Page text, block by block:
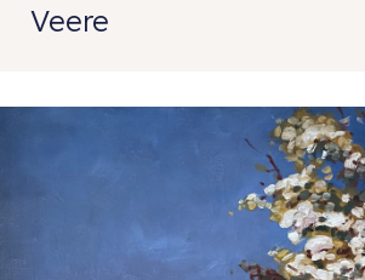
Veere